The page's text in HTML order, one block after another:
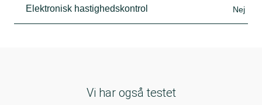
Elektronisk hastighedskontrol Nej
Vi har også testet